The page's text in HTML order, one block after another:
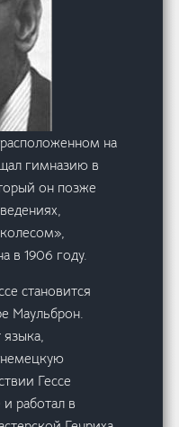
на
гимназию в
он позже
в 1906 году.
становится
Маульброн.
Гессе
работал в